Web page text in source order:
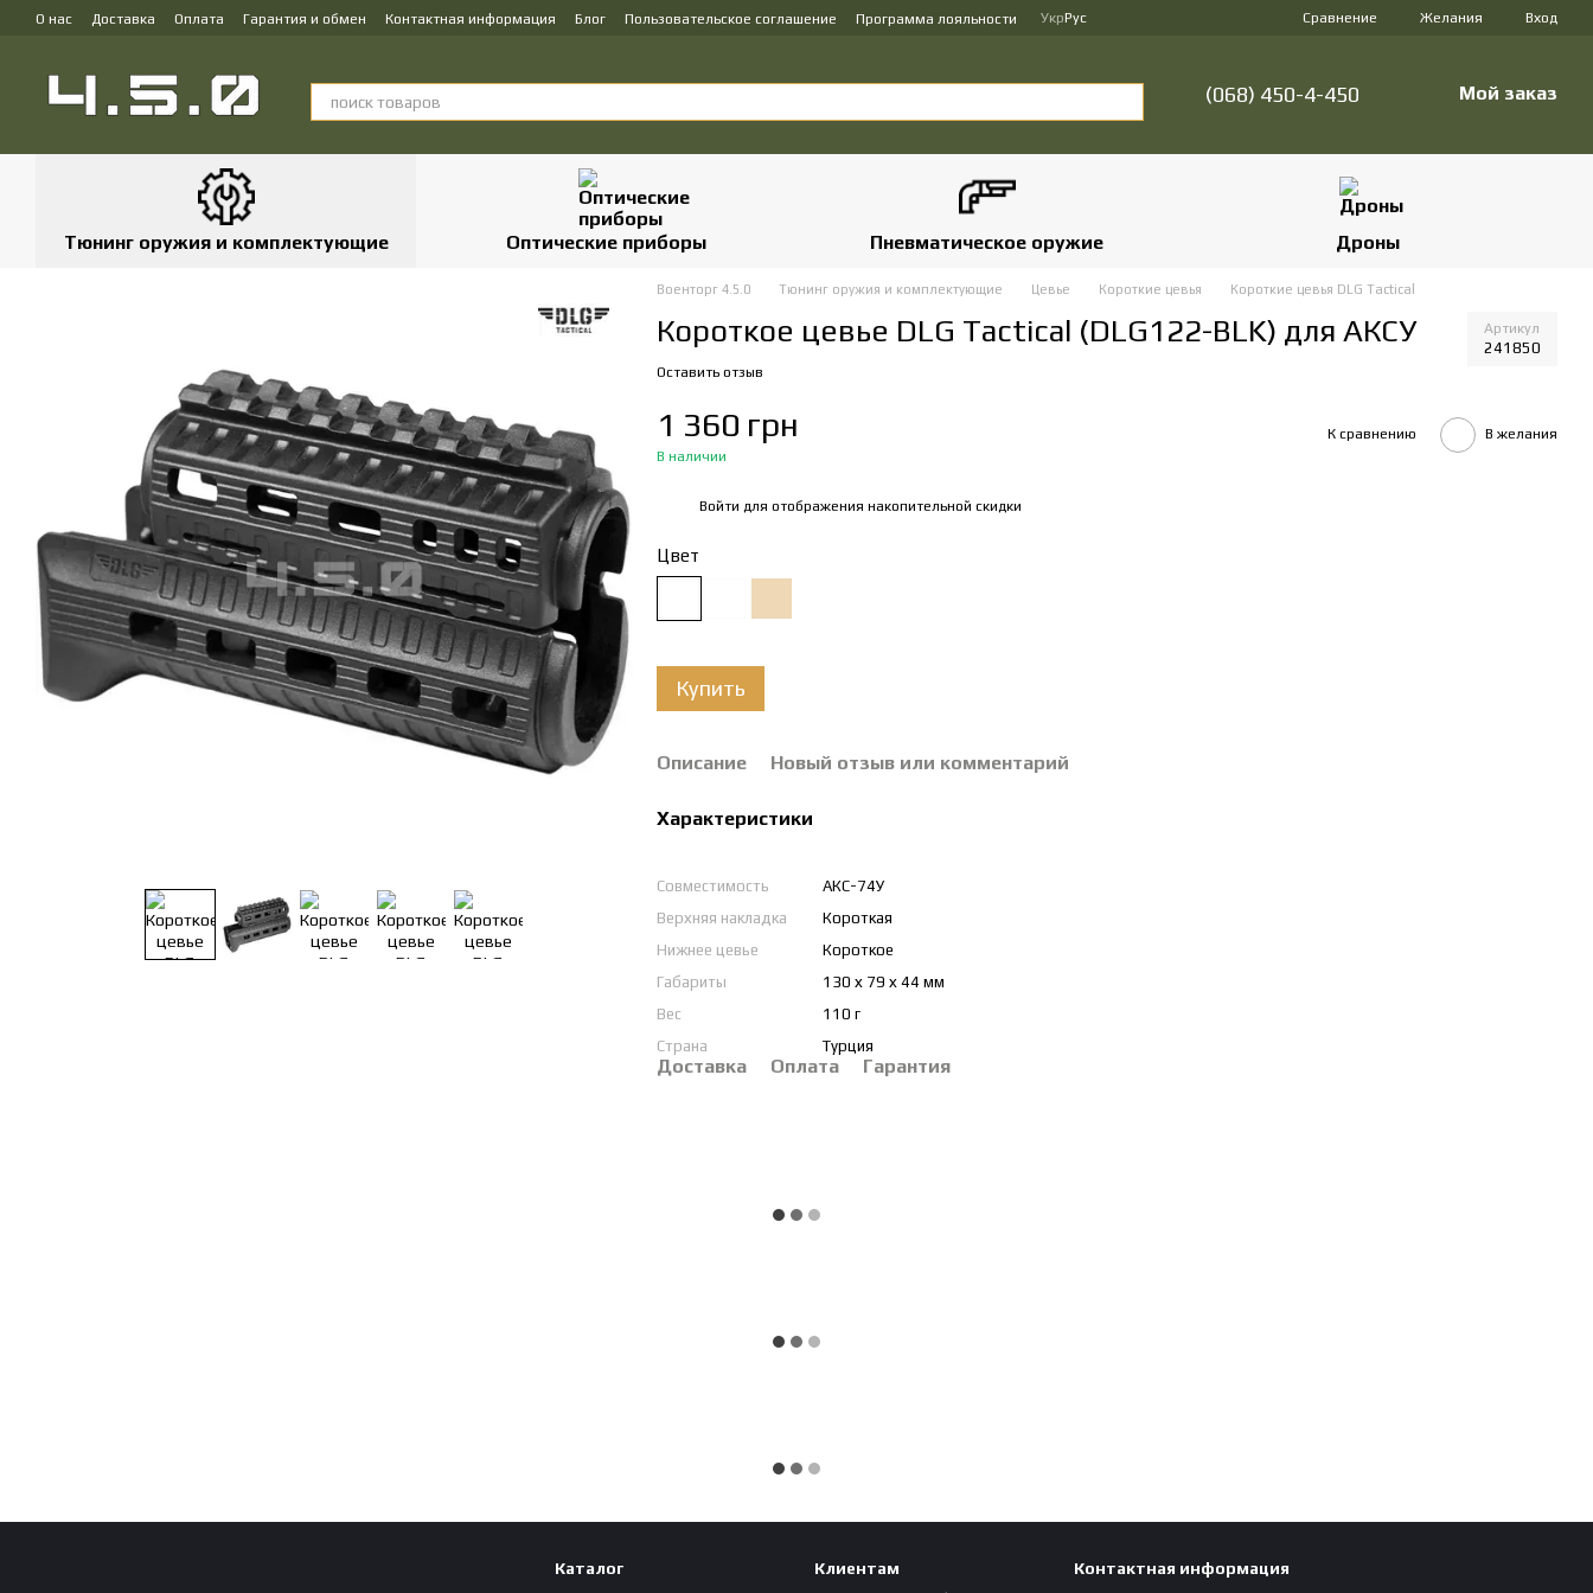
Перейти к основному контенту
О нас Доставка Оплата Гарантия и обмен Контактная информация Блог Пользовательское соглашение Программа лояльности УкрРус Сравнение Желания Вход
(068) 450-4-450 Мой заказ
Тюнинг оружия и комплектующие Оптические приборы Пневматическое оружие Дроны
Военторг 4.5.0 Тюнинг оружия и комплектующие Цевье Короткие цевья Короткие цевья DLG Tactical
Короткое цевье DLG Tactical (DLG122-BLK) для АКСУ Артикул
241850
Оставить отзыв
1 360 грн
В наличии
К сравнению В желания
Войти для отображения накопительной скидки
Цвет
Купить
Описание Новый отзыв или комментарий
Характеристики
Совместимость
АКС-74У
Верхняя накладка
Короткая
Нижнее цевье
Короткое
Габариты
130 х 79 х 44 мм
Вес
110 г
Страна
Турция
Доставка Оплата Гарантия
Каталог Клиентам Контактная информация